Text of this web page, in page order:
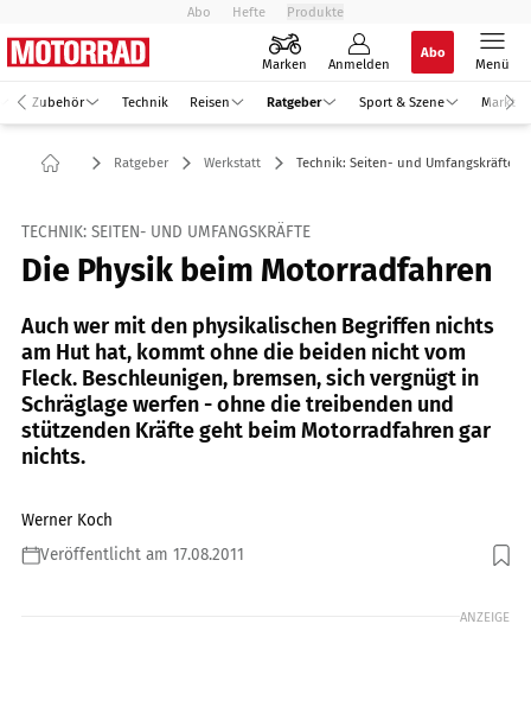
Abo Hefte Produkte
Marken Anmelden
Abo
Menü
Zubehör Technik Reisen Ratgeber Sport & Szene Markt
Ratgeber Werkstatt Technik: Seiten- und Umfangskräfte
TECHNIK: SEITEN- UND UMFANGSKRÄFTE
Die Physik beim Motorradfahren
Auch wer mit den physikalischen Begriffen nichts
am Hut hat, kommt ohne die beiden nicht vom
Fleck. Beschleunigen, bremsen, sich vergnügt in
Schräglage werfen - ohne die treibenden und
stützenden Kräfte geht beim Motorradfahren gar
nichts.
Werner Koch
Veröffentlicht am 17.08.2011
Foto: Künstle
ANZEIGE